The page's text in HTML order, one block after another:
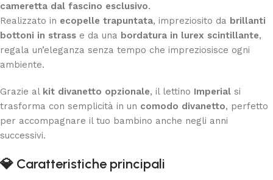
cameretta dal fascino esclusivo.
Realizzato in ecopelle trapuntata, impreziosito da brillanti
bottoni in strass e da una bordatura in lurex scintillante,
regala un’eleganza senza tempo che impreziosisce ogni
ambiente.
Grazie al kit divanetto opzionale, il lettino Imperial si
trasforma con semplicità in un comodo divanetto, perfetto
per accompagnare il tuo bambino anche negli anni
successivi.
💎 Caratteristiche principali